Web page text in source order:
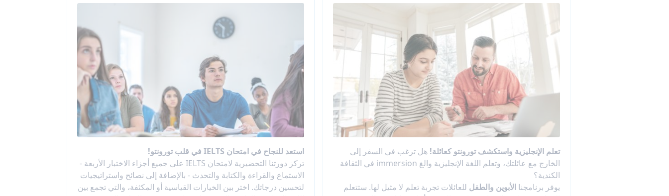
تعلم الإنجليزية واستكشف تورونتو كعائلة! هل ترغب في السفر إلى
الخارج مع عائلتك، وتعلم اللغة الإنجليزية والغ immersion في الثقافة
الكندية؟
يوفر برنامجناالأبوين والطفل للعائلات تجربة تعلم لا مثيل لها. ستتعلم
استعد للنجاح في امتحان IELTS في قلب تورونتو!
تركز دورتنا التحضيرية لامتحان IELTS على جميع أجزاء الاختبار الأربعة -
الاستماع والقراءة والكتابة والتحدث - بالإضافة إلى نصائح واستراتيجيات
لتحسين درجاتك. اختر بين الخيارات القياسية أو المكثفة، والتي تجمع بين